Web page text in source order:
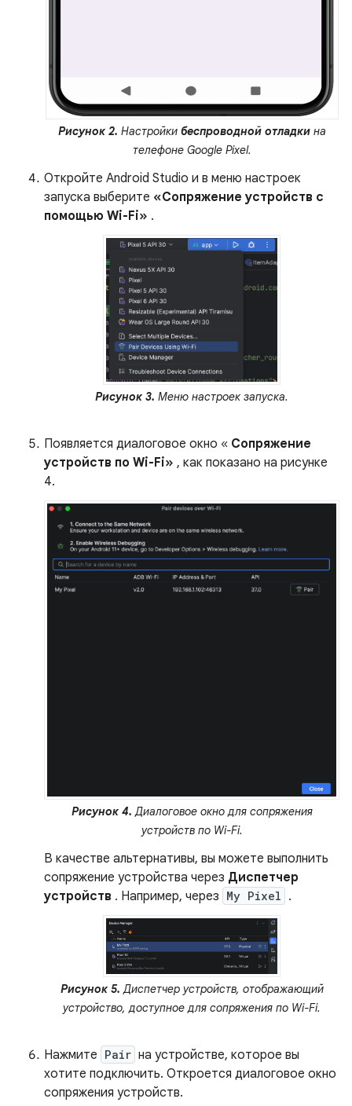
Рисунок 2. Настройки беспроводной отладкина
телефоне Google Pixel.
Откройте Android Studio и в меню настроек
запуска выберите «Сопряжение устройств с
помощью Wi-Fi» .
Рисунок 3. Меню настроек запуска.
Появляется диалоговое окно « Сопряжение
устройств по Wi-Fi» , как показано на рисунке
4.
Рисунок 4. Диалоговое окно для сопряжения
устройств по Wi-Fi.
В качестве альтернативы, вы можете выполнить
сопряжение устройства через Диспетчер
устройств . Например, через My Pixel .
Рисунок 5. Диспетчер устройств, отображающий
устройство, доступное для сопряжения по Wi-Fi.
Нажмите Pair на устройстве, которое вы
хотите подключить. Откроется диалоговое окно
сопряжения устройств.